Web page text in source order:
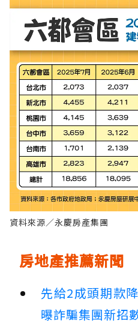
資料來源／永慶房產集團
房地產推薦新聞
先給2成頭期款
曝詐騙集團新招